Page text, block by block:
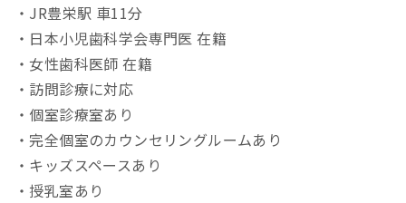
・JR豊栄駅 車11分
・日本小児歯科学会専門医 在籍
・女性歯科医師 在籍
・訪問診療に対応
・個室診療室あり
・完全個室のカウンセリングルームあり
・キッズスペースあり
・授乳室あり